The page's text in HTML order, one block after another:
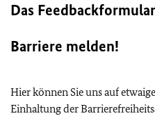
Das
Barriere melden!
Hier können Sie uns auf
Einhaltung der